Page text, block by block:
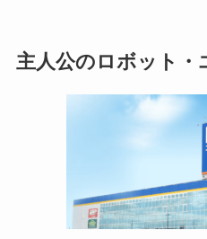
主人公のロボット・